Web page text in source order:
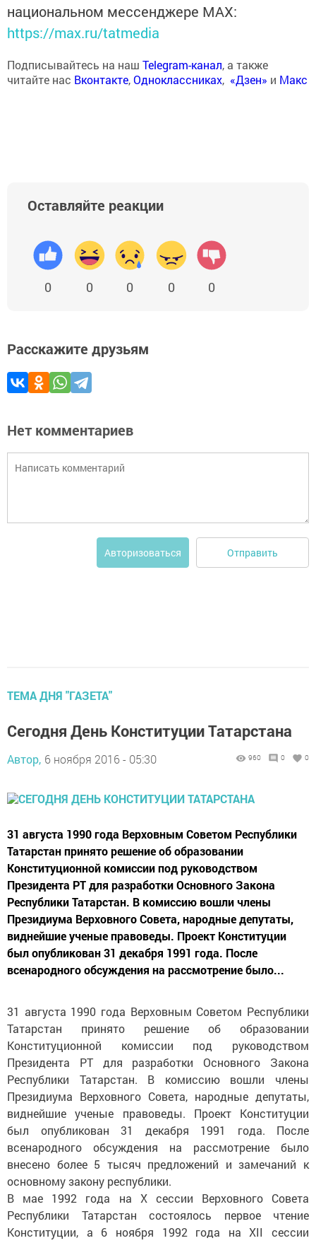
национальном мессенджере MАХ:
https://max.ru/tatmedia
Подписывайтесь на наш Telegram-канал, а также
читайте нас Вконтакте,Одноклассниках, «Дзен» и Макс
Оставляйте реакции
0 0 0 0 0
Расскажите друзьям
Нет комментариев
Авторизоваться Отправить
ТЕМА ДНЯ "ГАЗЕТА"
Сегодня День Конституции Татарстана
Автор, 6 ноября 2016 - 05:30 960 0 0
31 августа 1990 года Верховным Советом Республики
Татарстан принято решение об образовании
Конституционной комиссии под руководством
Президента РТ для разработки Основного Закона
Республики Татарстан. В комиссию вошли члены
Президиума Верховного Совета, народные депутаты,
виднейшие ученые правоведы. Проект Конституции
был опубликован 31 декабря 1991 года. После
всенародного обсуждения на рассмотрение было...
31 августа 1990 года Верховным Советом Республики
Татарстан принято решение об образовании
Конституционной комиссии под руководством
Президента РТ для разработки Основного Закона
Республики Татарстан. В комиссию вошли члены
Президиума Верховного Совета, народные депутаты,
виднейшие ученые правоведы. Проект Конституции
был опубликован 31 декабря 1991 года. После
всенародного обсуждения на рассмотрение было
внесено более 5 тысяч предложений и замечаний к
основному закону республики.
В мае 1992 года на X сессии Верховного Совета
Республики Татарстан состоялось первое чтение
Конституции, а 6 ноября 1992 года на XII сессии